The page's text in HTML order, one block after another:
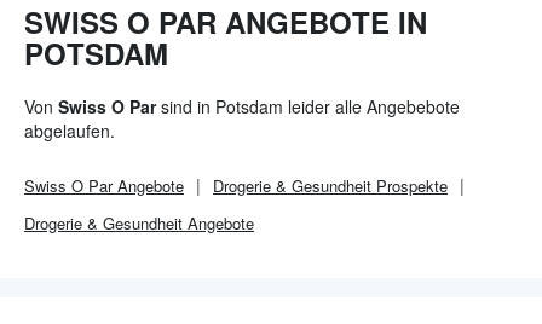
SWISS O PAR ANGEBOTE IN
POTSDAM
Von Swiss O Parsind in Potsdam leider alle Angebebote
abgelaufen.
Swiss O ParAngebote Drogerie & Gesundheit Prospekte
Drogerie & Gesundheit Angebote